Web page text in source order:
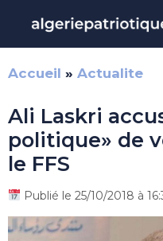
contenu
Accueil » Actualite
Ali Laskri
politique» de
le FFS
Publié le 25/10/2018 à